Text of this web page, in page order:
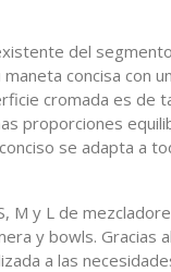
del
maneta concisa con
cromada es de
proporciones
se adapta a
M y L de
y bowls. Gracias
a las